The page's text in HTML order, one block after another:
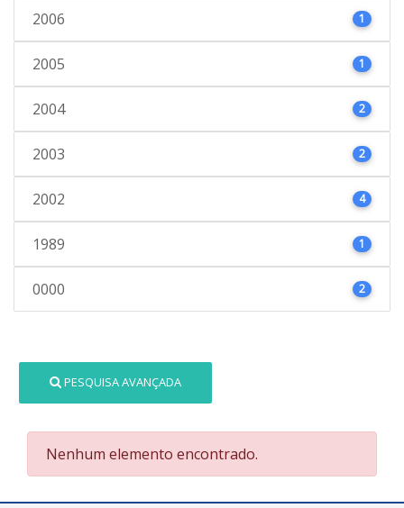
2006 1
2005 1
2004 2
2003 2
2002 4
1989 1
0000 2
PESQUISA AVANÇADA
Nenhum elemento encontrado.